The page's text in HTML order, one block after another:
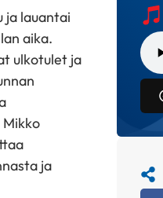
ja lauantai
aika.
ulkotulet ja
ja